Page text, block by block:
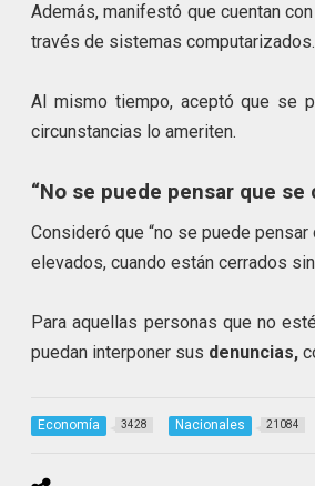
Además, manifestó que cuentan
través de sistemas computarizados.
Al mismo tiempo, aceptó que se
circunstancias lo ameriten.
“No se puede pensar que se
Consideró que “no se puede
elevados, cuando están cerrados sin
Para aquellas personas que no
puedan interponer sus denuncias,
Economía 3428 Nacionales 21084